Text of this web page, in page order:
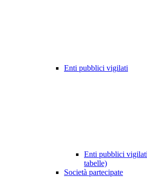
Enti pubblici vigilati
Enti pubblici
tabelle)
Società partecipate